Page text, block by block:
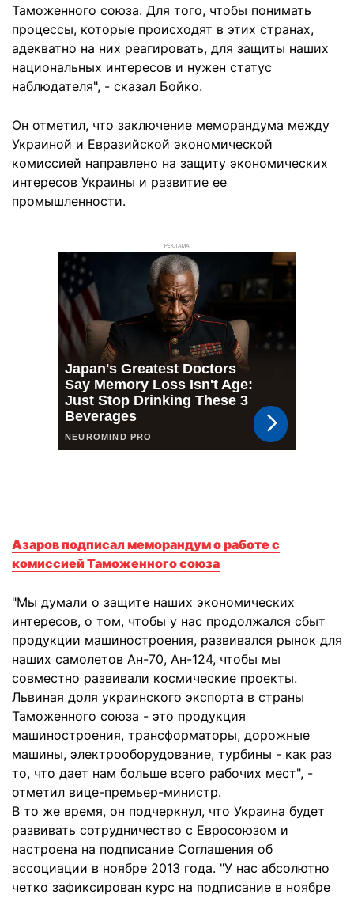
Таможенного союза. Для того, чтобы понимать
процессы, которые происходят в этих странах,
адекватно на них реагировать, для защиты наших
национальных интересов и нужен статус
наблюдателя", - сказал Бойко.
Он отметил, что заключение меморандума между
Украиной и Евразийской экономической
комиссией направлено на защиту экономических
интересов Украины и развитие ее
промышленности.
РЕКЛАМА
Азaров подписал меморандум о работе с
комиссией Таможенного союза
"Мы думали о защите наших экономических
интересов, о том, чтобы у нас продолжался сбыт
продукции машиностроения, развивался рынок для
наших самолетов Ан-70, Ан-124, чтобы мы
совместно развивали космические проекты.
Львиная доля украинского экспорта в страны
Таможенного союза - это продукция
машиностроения, трансформаторы, дорожные
машины, электрооборудование, турбины - как раз
то, что дает нам больше всего рабочих мест", -
отметил вице-премьер-министр.
В то же время, он подчеркнул, что Украина будет
развивать сотрудничество с Евросоюзом и
настроена на подписание Соглашения об
ассоциации в ноябре 2013 года. "У нас абсолютно
четко зафиксирован курс на подписание в ноябре